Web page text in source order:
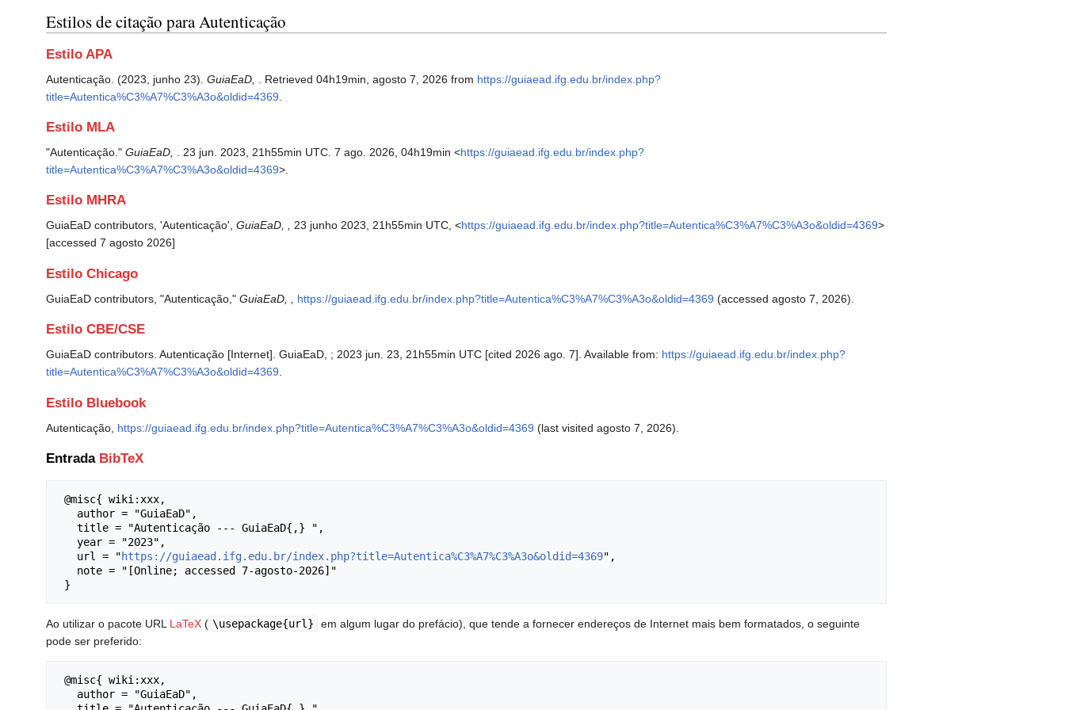
Estilos de citação para Autenticação
Estilo APA
Autenticação. (2023, junho 23). GuiaEaD, . Retrieved 04h19min, agosto 7, 2026 from https://guiaead.ifg.edu.br/index.php?
title=Autentica%C3%A7%C3%A3o&oldid=4369
Estilo MLA
"Autenticação." GuiaEaD, . 23 jun. 2023, 21h55min UTC. 7 ago. 2026, 04h19min <https://guiaead.ifg.edu.br/index.php?
title=Autentica%C3%A7%C3%A3o&oldid=4369>.
Estilo MHRA
GuiaEaD contributors, 'Autenticação', GuiaEaD, , 23 junho 2023, 21h55min UTC, <https://guiaead.ifg.edu.br/index.php?title=Autentica%C3%A7%C3%A3o&oldid=4369>
[accessed 7 agosto 2026]
Estilo Chicago
GuiaEaD contributors, "Autenticação," GuiaEaD, , https://guiaead.ifg.edu.br/index.php?title=Autentica%C3%A7%C3%A3o&oldid=4369 (accessed agosto 7, 2026).
Estilo CBE/CSE
GuiaEaD contributors. Autenticação [Internet]. GuiaEaD, ; 2023 jun. 23, 21h55min UTC [cited 2026 ago. 7]. Available from: https://guiaead.ifg.edu.br/index.php?
title=Autentica%C3%A7%C3%A3o&oldid=4369.
Estilo Bluebook
Autenticação, https://guiaead.ifg.edu.br/index.php?title=Autentica%C3%A7%C3%A3o&oldid=4369 (last visited agosto 7, 2026).
Entrada BibTeX
   url = "
https://guiaead.ifg.edu.br/index.php?title=Autentica%C3%A7%C3%A3o&oldid=4369",
Ao utilizar o pacote URL LaTeX ( \usepackage{url}
em algum lugar do prefácio), que tende a fornecer endereços de Internet mais bem formatados, o seguinte
pode ser preferido: